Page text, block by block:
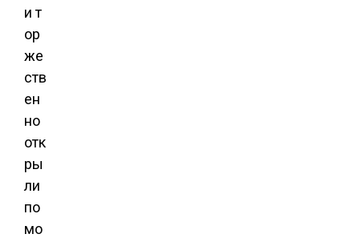
и т
ор
же
ств
ен
но
отк
ры
ли
по
мо